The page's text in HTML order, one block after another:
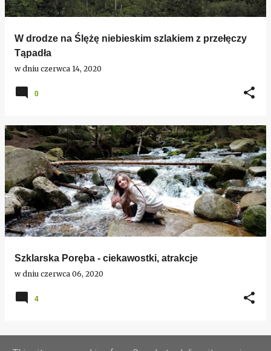
W drodze na Ślężę niebieskim szlakiem z przełęczy
Tąpadła
w dniu czerwca 14, 2020
0
Szklarska Poręba - ciekawostki, atrakcje
w dniu czerwca 06, 2020
4